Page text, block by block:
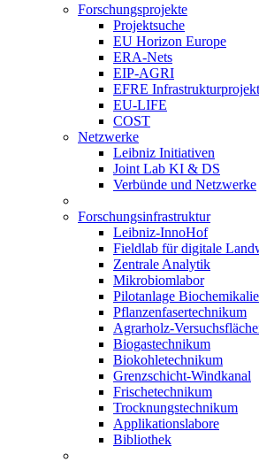
Forschungsprojekte
Projektsuche
EU Horizon Europe
ERA-Nets
EIP-AGRI
EFRE
EU-LIFE
COST
Netzwerke
Leibniz Initiativen
Joint Lab KI & DS
Verbünde und Netzwerke
Forschungsinfrastruktur
Leibniz-InnoHof
Fieldlab für digitale
Zentrale Analytik
Mikrobiomlabor
Pilotanlage
Pflanzenfasertechnikum
Agrarholz-
Biogastechnikum
Biokohletechnikum
Grenzschicht-Windkanal
Frischetechnikum
Trocknungstechnikum
Applikationslabore
Bibliothek